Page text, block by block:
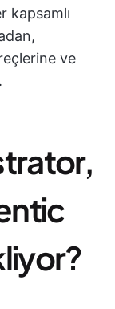
kapsamlı
ve